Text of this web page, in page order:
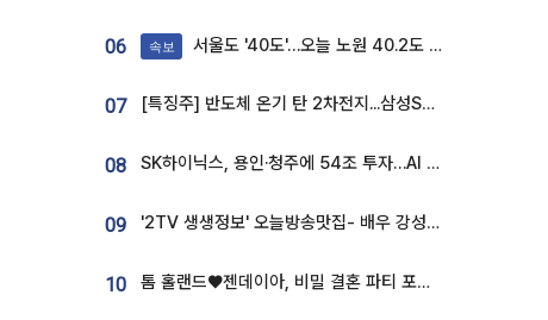
06 속보 서울도 '40도'…오늘 노원 40.2도 기록
07 [특징주] 반도체 온기 탄 2차전지...삼성SDI, 장 초반 7% 넘게 껑충
08 SK하이닉스, 용인·청주에 54조 투자…AI 메모리 생산기지 키운다
09 '2TV 생생정보' 오늘방송맛집- 배우 강성진 단골! 쌀국수ㆍ푸팟퐁 커리 맛집 '블○○○'
10 톰 홀랜드♥젠데이아, 비밀 결혼 파티 포착⋯호텔 대관비만 9억